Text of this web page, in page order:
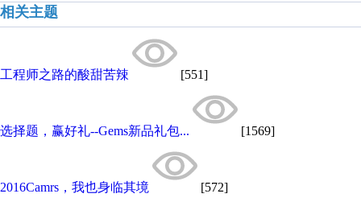
相关主题
工程师之路的酸甜苦辣 [551]
选择题，赢好礼--Gems新品礼包... [1569]
2016Camrs，我也身临其境 [572]